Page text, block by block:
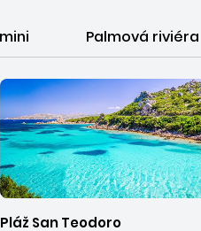
Palmová riviéra
Pláž San Teodoro